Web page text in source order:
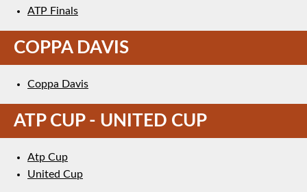
ATP Finals
COPPA DAVIS
Coppa Davis
ATP CUP - UNITED CUP
Atp Cup
United Cup